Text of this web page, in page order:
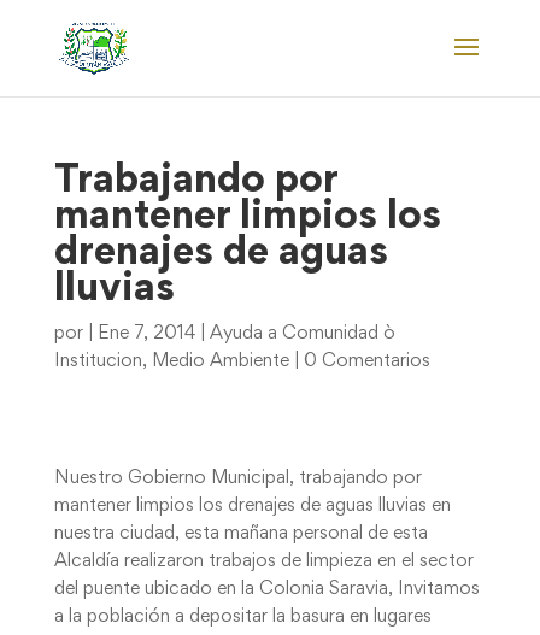
Trabajando por
mantener limpios los
drenajes de aguas
lluvias
por Ene 7, 2014| Ayuda a Comunidad ò
Institucion, Medio Ambiente| 0 Comentarios
Nuestro Gobierno Municipal, trabajando por
mantener limpios los drenajes de aguas lluvias en
nuestra ciudad, esta mañana personal de esta
Alcaldía realizaron trabajos de limpieza en el sector
del puente ubicado en la Colonia Saravia, Invitamos
a la población a depositar la basura en lugares